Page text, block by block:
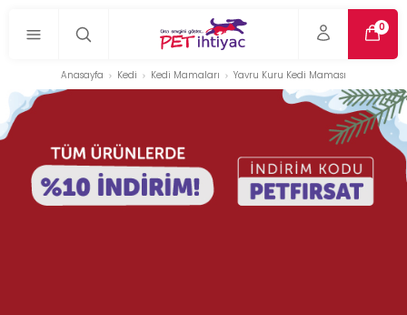
0
Anasayfa Kedi Kedi Mamaları Yavru Kuru Kedi Maması